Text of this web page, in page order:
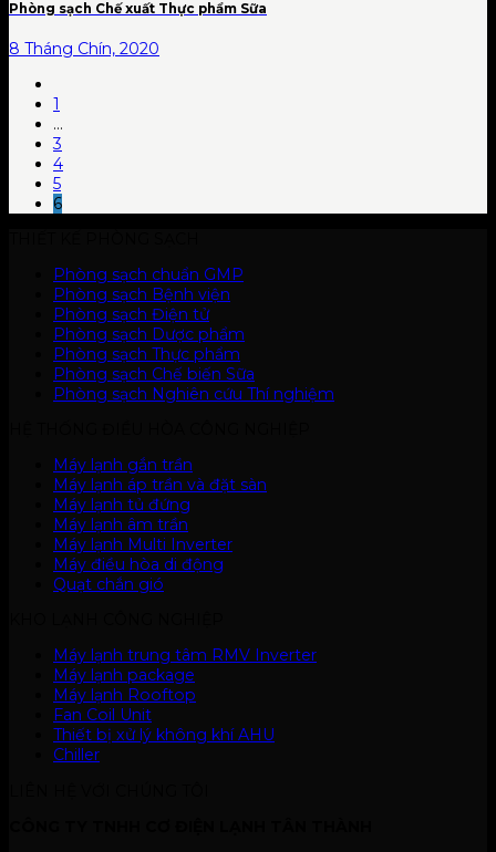
Phòng sạch Chế xuất Thực phẩm Sữa
8 Tháng Chín, 2020
1
…
3
4
5
6
Phòng sạch chuẩn GMP
Phòng sạch Bệnh viện
Phòng sạch Điện tử
Phòng sạch Dược phẩm
Phòng sạch Thực phẩm
Phòng sạch Chế biến Sữa
Phòng sạch Nghiên cứu Thí nghiệm
Máy lạnh gắn trần
Máy lạnh áp trần và đặt sàn
Máy lạnh tủ đứng
Máy lạnh âm trần
Máy lạnh Multi Inverter
Máy điều hòa di động
Quạt chắn gió
Máy lạnh trung tâm RMV Inverter
Máy lạnh package
Máy lạnh Rooftop
Fan Coil Unit
Thiết bị xử lý không khí AHU
Chiller